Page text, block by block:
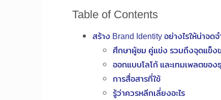
Table of Contents
สร้าง Brand Identity อย่างไรให้น่าจดจ
ศึกษาผู้ชม คู่แข่ง รวมถึงจุดแข็ง
ออกแบบโลโก้ และเทมเพลตของ
การสื่อสารที่ใช้
รู้ว่าควรหลีกเลี่ยงอะไร